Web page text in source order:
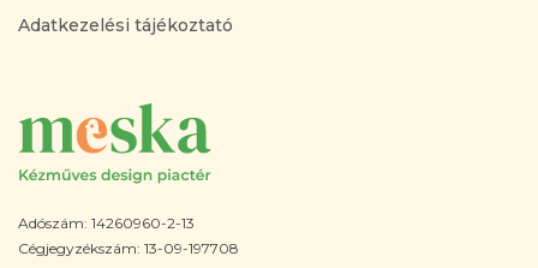
Adatkezelési tájékoztató
Adószám: 14260960-2-13
Cégjegyzékszám: 13-09-197708